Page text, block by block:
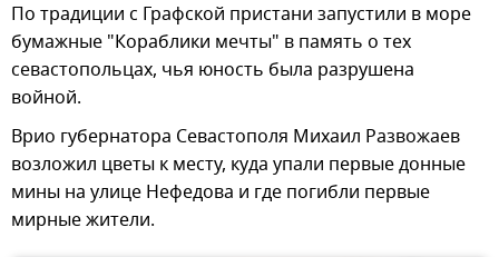
По традиции с Графской пристани запустили в море
бумажные "Кораблики мечты" в память о тех
севастопольцах, чья юность была разрушена
войной.
Врио губернатора Севастополя Михаил Развожаев
возложил цветы к месту, куда упали первые донные
мины на улице Нефедова и где погибли первые
мирные жители.